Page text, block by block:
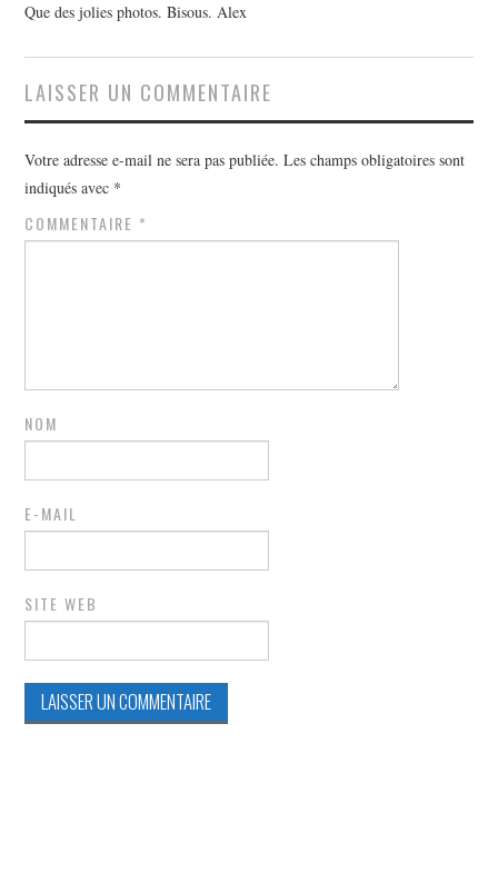
Que des jolies photos. Bisous. Alex
LAISSER UN COMMENTAIRE
Votre adresse e-mail ne sera pas publiée. Les champs obligatoires sont
indiqués avec *
COMMENTAIRE *
NOM
E-MAIL
SITE WEB